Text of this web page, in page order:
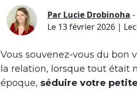
Par Lucie Drobinoha -
Le 13 février 2026 |
Vous souvenez-vous du
la relation, lorsque tout était
époque, séduire votre